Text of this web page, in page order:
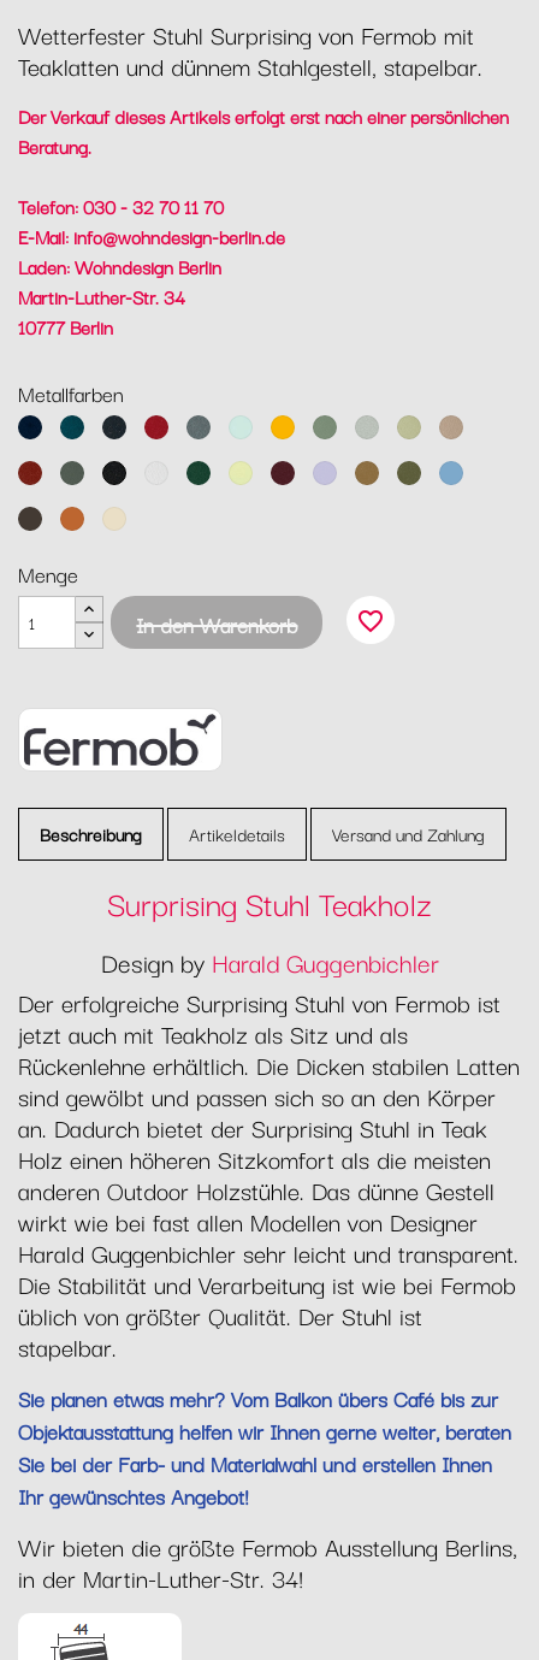
Wetterfester Stuhl Surprising von Fermob mit
Teaklatten und dünnem Stahlgestell, stapelbar.
Der Verkauf dieses Artikels erfolgt erst nach einer persönlichen
Beratung.
Telefon: 030 - 32 70 11 70
E-Mail: info@wohndesign-berlin.de
Laden: Wohndesign Berlin
Martin-Luther-Str. 34
10777 Berlin
Metallfarben
AbyssblauAcapulcoblau
Anthrazit
Chili Gewittergrau
Gletscherminze
HonigKaktusLehmgrau
LindgrünMuskat
OckerRosmarin
Lakritz Baumwollweiß
Zederngrün
Zitronensorbet
Schwarzkirsche
Marshmallo
Lebkuchen
PestoMaya
TonkaKandierte
Latte-
Menge
In den Warenkorb
favorite_border
Beschreibung Artikeldetails Versand und Zahlung
Surprising Stuhl Teakholz
Design by Harald Guggenbichler
Der erfolgreiche Surprising Stuhl von Fermob ist
jetzt auch mit Teakholz als Sitz und als
Rückenlehne erhältlich. Die Dicken stabilen Latten
sind gewölbt und passen sich so an den Körper
an. Dadurch bietet der Surprising Stuhl in Teak
Holz einen höheren Sitzkomfort als die meisten
anderen Outdoor Holzstühle. Das dünne Gestell
wirkt wie bei fast allen Modellen von Designer
Harald Guggenbichler sehr leicht und transparent.
Die Stabilität und Verarbeitung ist wie bei Fermob
üblich von größter Qualität. Der Stuhl ist
stapelbar.
Sie planen etwas mehr? Vom Balkon übers Café bis zur
Objektausstattung helfen wir Ihnen gerne weiter, beraten
Sie bei der Farb- und Materialwahl und erstellen Ihnen
Ihr gewünschtes Angebot!
Wir bieten die größte Fermob Ausstellung Berlins,
in der Martin-Luther-Str. 34!